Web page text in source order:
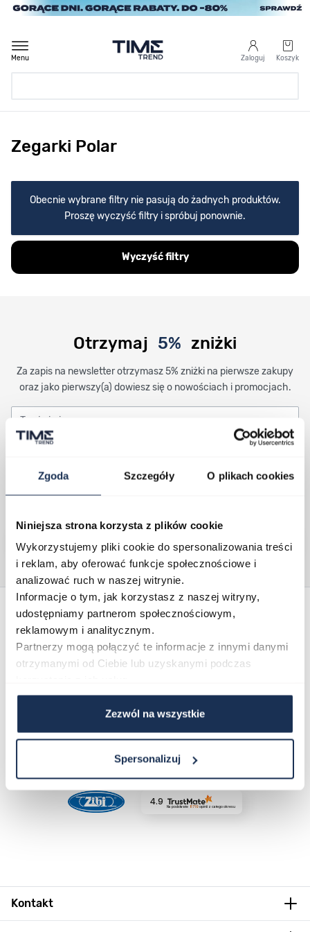
Zgoda Szczegóły O plikach cookies
Niniejsza strona korzysta z plików cookie
Wykorzystujemy pliki cookie do spersonalizowania treści
i reklam, aby oferować funkcje społecznościowe i
analizować ruch w naszej witrynie.
Informacje o tym, jak korzystasz z naszej witryny,
udostępniamy partnerom społecznościowym,
reklamowym i analitycznym.
Partnerzy mogą połączyć te informacje z innymi danymi
otrzymanymi od Ciebie lub uzyskanymi podczas
Zezwól na wszystkie
Spersonalizuj
Przejdź do treści
Zaloguj Koszyk
Menu
/
Marka
Zegarki Polar
Obecnie wybrane filtry nie pasują do żadnych produktów.
Proszę wyczyść filtry i spróbuj ponownie.
Wyczyść filtry
Otrzymaj 5% zniżki
Za zapis na newsletter otrzymasz 5% zniżki na pierwsze zakupy
oraz jako pierwszy(a) dowiesz się o nowościach i promocjach.
Twoje imię
Twój adres email
Wpisanie imienia i adresu email do formularza oraz kliknięcie w przycisk
Stopka Timetrend
Obserwuj nas na:
Jesteśmy częścią grupy ZIBI:
4.9
Na podstawie 8719opinii z całego okresu
Kontakt